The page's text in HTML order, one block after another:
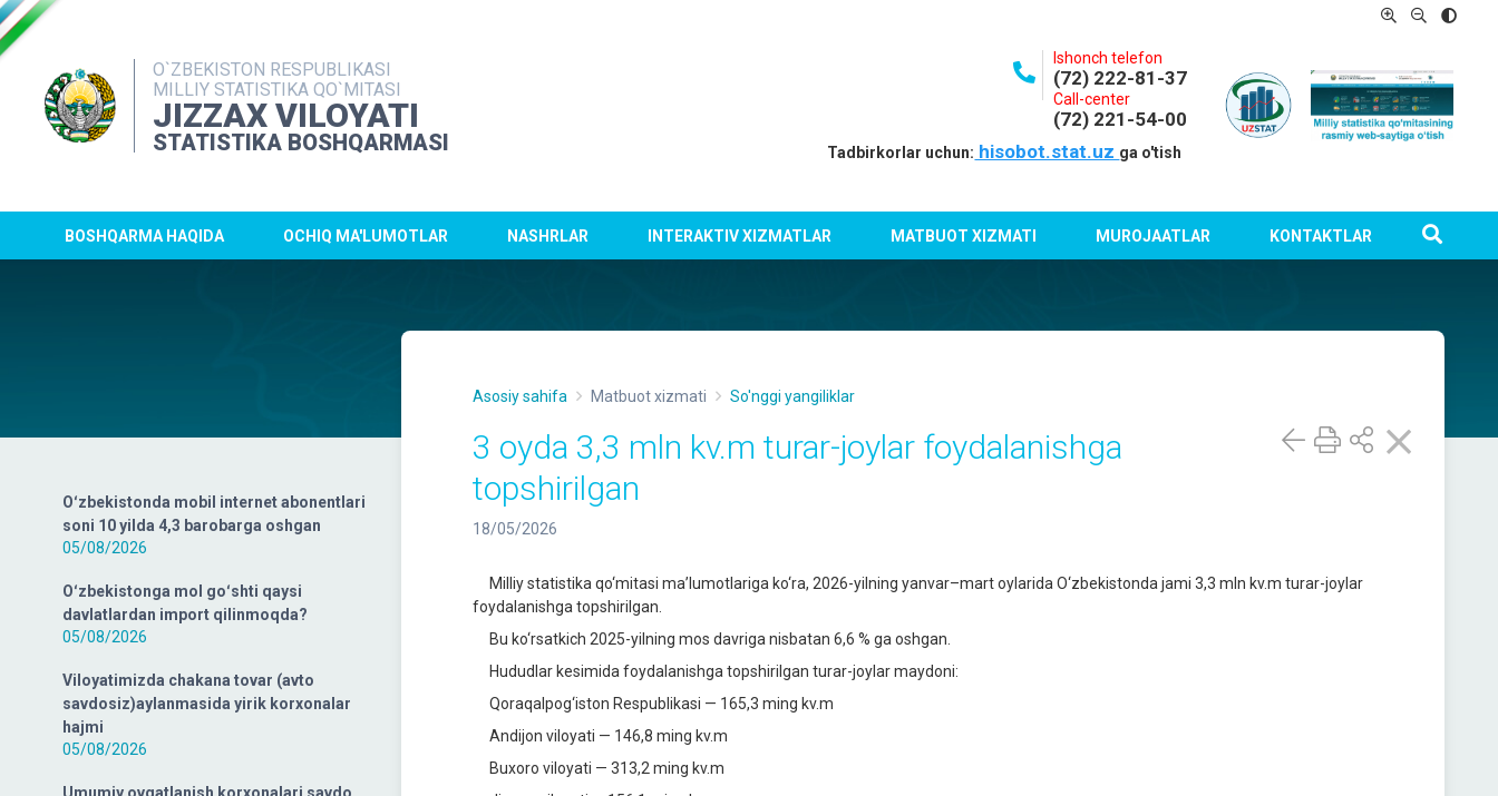
O`ZBEKISTON RESPUBLIKASI
MILLIY STATISTIKA QO`MITASI
JIZZAX VILOYATI
STATISTIKA BOSHQARMASI
Ishonch telefon
(72) 222-81-37
Call-center
(72) 221-54-00
Tadbirkorlar uchun: hisobot.stat.uz ga o'tish
BOSHQARMA HAQIDA OCHIQ MA'LUMOTLAR NASHRLAR INTERAKTIV XIZMATLAR MATBUOT XIZMATI MUROJAATLAR KONTAKTLAR
Oʻzbekistonda mobil internet abonentlari
soni 10 yilda 4,3 barobarga oshgan
05/08/2026
Oʻzbekistonga mol goʻshti qaysi
davlatlardan import qilinmoqda?
05/08/2026
Viloyatimizda chakana tovar (avto
savdosiz)aylanmasida yirik korxonalar
hajmi
05/08/2026
Asosiy sahifa Matbuot xizmati So'nggi yangiliklar
3 oyda 3,3 mln kv.m turar-joylar foydalanishga
topshirilgan
18/05/2026
Milliy statistika qo‘mitasi ma’lumotlariga ko‘ra, 2026-yilning yanvar–mart oylarida O‘zbekistonda jami 3,3 mln kv.m turar-joylar
foydalanishga topshirilgan.
Bu ko‘rsatkich 2025-yilning mos davriga nisbatan 6,6 % ga oshgan.
Hududlar kesimida foydalanishga topshirilgan turar-joylar maydoni:
Qoraqalpog‘iston Respublikasi — 165,3 ming kv.m
Andijon viloyati — 146,8 ming kv.m
Buxoro viloyati — 313,2 ming kv.m